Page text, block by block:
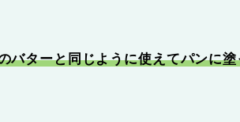
バターと同じように使えてパンに